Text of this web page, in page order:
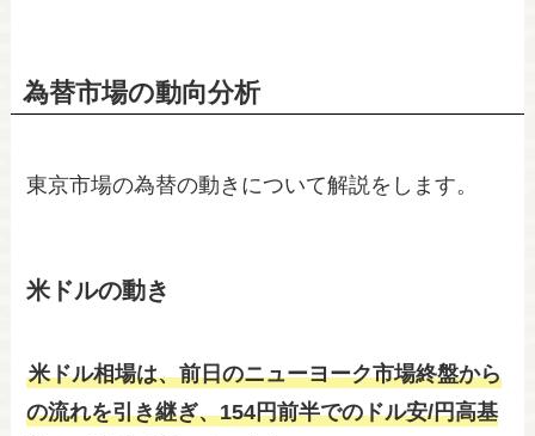
為替市場の動向分析
東京市場の為替の動きについて解説をします。
米ドルの動き
米ドル相場は、前日のニューヨーク市場終盤から
の流れを引き継ぎ、154円前半でのドル安/円高基